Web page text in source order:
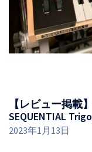
【レビュー掲載
SEQUENTIAL
2023年1月13日